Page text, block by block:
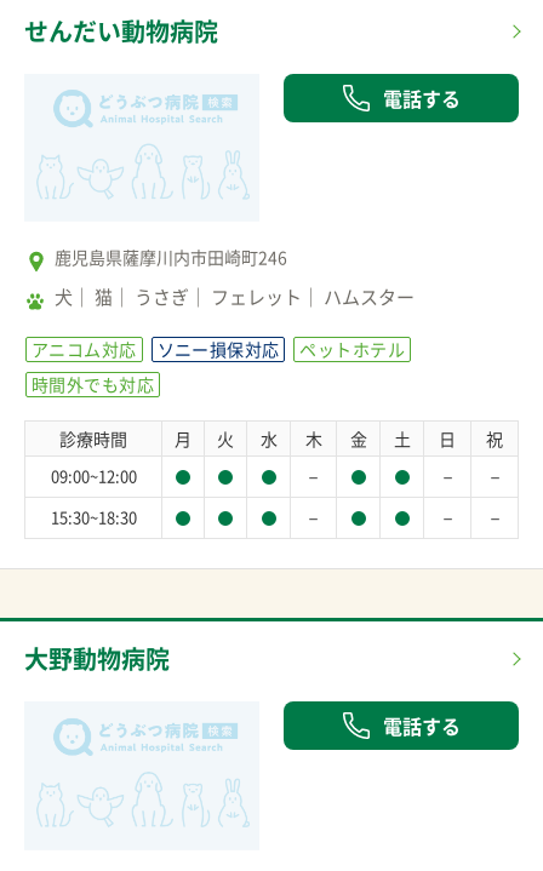
せんだい動物病院
電話する
鹿児島県薩摩川内市田崎町246
犬 猫 うさぎ フェレット ハムスター
アニコム対応 ソニー損保対応
ペットホテル
時間外でも対応
診療時間 月 火 水 木 金 土 日 祝
09:00~12:00 － － －
15:30~18:30 － － －
大野動物病院
電話する